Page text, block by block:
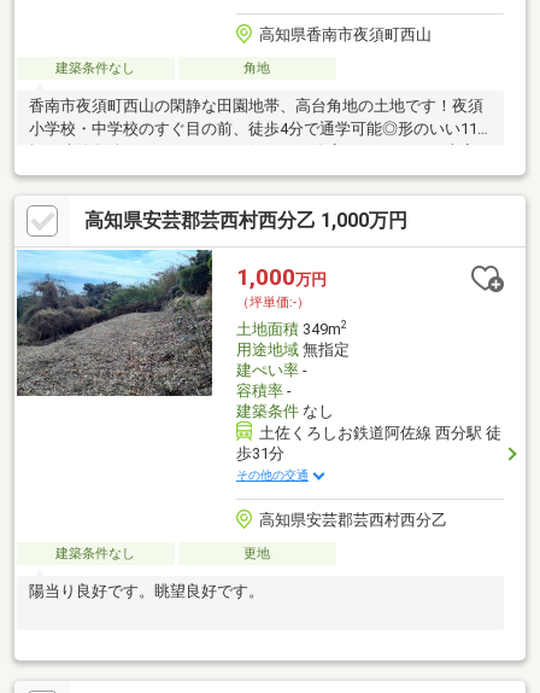
高知県香南市夜須町西山
建築条件なし 角地
香南市夜須町西山の閑静な田園地帯、高台角地の土地です！夜須
小学校・中学校のすぐ目の前、徒歩4分で通学可能◎形のいい114
解体して更地でお引渡しいたします！― 周辺環境情報 ―・夜須
保育園まで徒歩5分(約400m)・寺田内科まで徒歩13分(約1000m)・
マイショップチェーン ミツワ店まで徒歩15分(約1200m)・夜須郵
便局まで徒歩17分(約1300m)・セブンイレブン香南夜須店まで徒
歩18分(約1400m)
高知県安芸郡芸西村西分乙 1,000万円
1,000万円
（坪単価:-）
土地面積349m2
用途地域無指定
建ぺい率-
容積率-
建築条件なし
土佐くろしお鉄道阿佐線 西分駅 徒
歩31分
その他の交通
高知県安芸郡芸西村西分乙
建築条件なし 更地
陽当り良好です。眺望良好です。